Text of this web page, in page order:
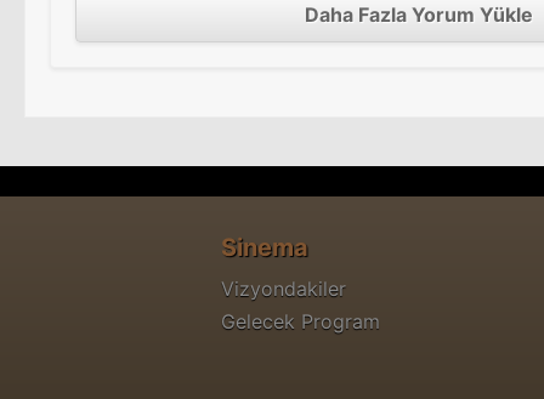
Daha Fazla Yorum Yükle
Sinema
Vizyondakiler
Gelecek Program